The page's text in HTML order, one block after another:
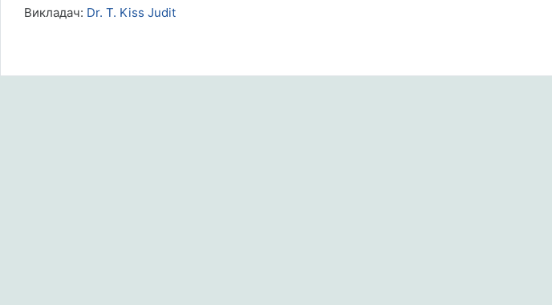
Викладач: Dr. T. Kiss Judit